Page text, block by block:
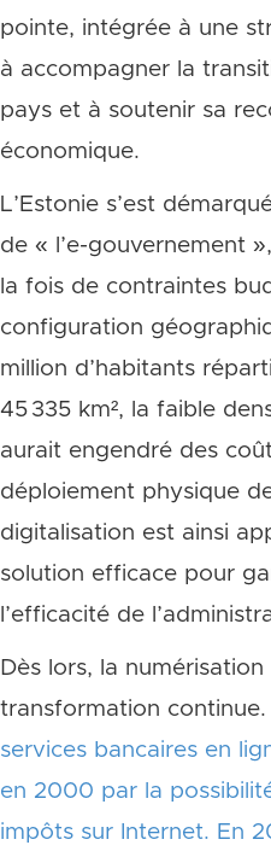
pointe, intégrée à une
à accompagner la
pays et à soutenir sa
économique.
L’Estonie s’est
de « l’e-gouvernement
la fois de contraintes
configuration
million d’habitants
45 335 km², la faible
aurait engendré des
déploiement physique
digitalisation est ainsi
solution efficace pour
l’efficacité de
Dès lors, la
transformation continue.
services bancaires en
en 2000 par la
impôts sur Internet. En